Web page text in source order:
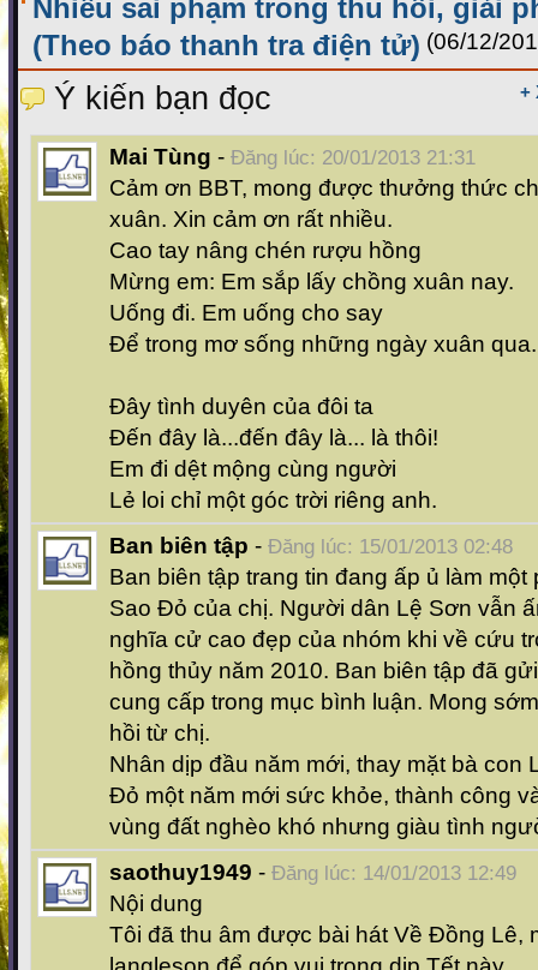
Nhiều sai phạm trong thu hồi, giải
(Theo báo thanh tra điện tử) (06/12/
+
Ý kiến bạn đọc
Mai Tùng - Đăng lúc: 20/01/2013 21:31
Cảm ơn BBT, mong được thưởng thức
xuân. Xin cảm ơn rất nhiều.
Cao tay nâng chén rượu hồng
Mừng em: Em sắp lấy chồng xuân nay.
Uống đi. Em uống cho say
Để trong mơ sống những ngày xuân qua.
Đây tình duyên của đôi ta
Đến đây là...đến đây là... là thôi!
Em đi dệt mộng cùng người
Lẻ loi chỉ một góc trời riêng anh.
Ban biên tập - Đăng lúc: 15/01/2013 02:48
Ban biên tập trang tin đang ấp ủ làm
Sao Đỏ của chị. Người dân Lệ Sơn vẫn
nghĩa cử cao đẹp của nhóm khi về cứu
hồng thủy năm 2010. Ban biên tập đã
cung cấp trong mục bình luận. Mong
hồi từ chị.
Nhân dịp đầu năm mới, thay mặt bà con
Đỏ một năm mới sức khỏe, thành công
vùng đất nghèo khó nhưng giàu tình
saothuy1949 - Đăng lúc: 14/01/2013 12:49
Nội dung
Tôi đã thu âm được bài hát Về Đồng Lê,